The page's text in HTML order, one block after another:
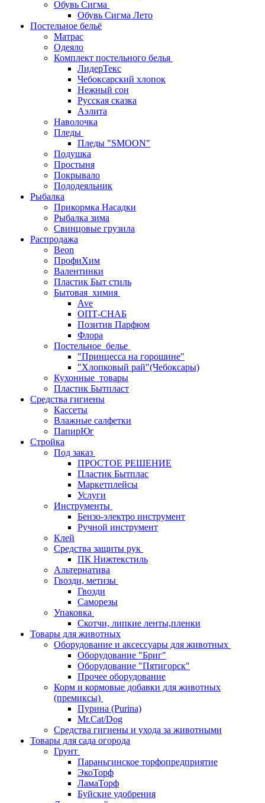
Обувь Сигма
Обувь Сигма Лето
Постельное бельё
Матрас
Одеяло
Комплект постельного белья
ЛидерТекс
Чебоксарский хлопок
Нежный сон
Русская сказка
Аэлита
Наволочка
Пледы
Пледы "SMOON"
Подушка
Простыня
Покрывало
Пододеяльник
Рыбалка
Прикормка Насадки
Рыбалка зима
Свинцовые грузила
Распродажа
Beon
ПрофиХим
Валентинки
Пластик Быт стиль
Бытовая_химия
Ave
ОПТ-СНАБ
Позитив Парфюм
Флора
Постельное_белье
"Принцесса на горошине"
"Хлопковый рай"(Чебоксары)
Кухонные_товары
Пластик Бытпласт
Средства гигиены
Кассеты
Влажные салфетки
ПапирЮг
Стройка
Под заказ
ПРОСТОЕ РЕШЕНИЕ
Пластик Бытплас
Маркетплейсы
Услуги
Инструменты
Бензо-электро инструмент
Ручной инструмент
Клей
Средства защиты рук
ПК Нижтекстиль
Альтернатива
Гвозди, метизы
Гвозди
Саморезы
Упаковка
Скотчи, липкие ленты,пленки
Товары для животных
Оборудование и аксессуары для животных
Оборудование "Бриг"
Оборудование "Пятигорск"
Прочее оборудование
Корм и кормовые добавки для животных
(премиксы)
Пурина (Purina)
Mr.Cat/Dog
Средства гигиены и ухода за животными
Товары для сада огорода
Грунт
Параньгинское торфопредприятие
ЭкоТорф
ЛамаТорф
Буйские удобрения